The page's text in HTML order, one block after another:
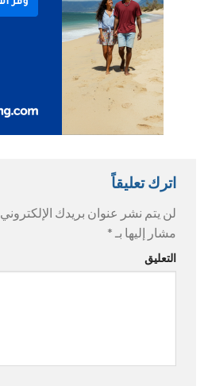
اترك تعليقاً
لن يتم نشر عنوان بريدك الإلكتروني.
مشار إليها بـ *
التعليق